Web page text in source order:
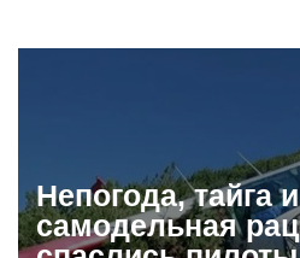
Непогода, тайга и
самодельная